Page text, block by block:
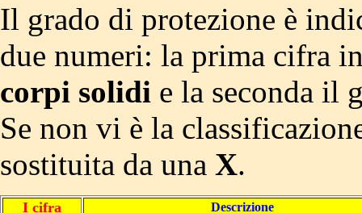
Il grado di protezione è
due numeri: la prima cifra
corpi solidi e la seconda il
Se non vi è la
sostituita da una X.
I cifra
Descrizione